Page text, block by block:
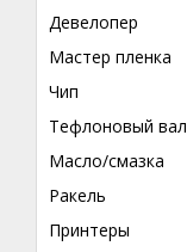
Девелопер
Мастер пленка
Чип
Тефлоновый вал
Масло/смазка
Ракель
Принтеры